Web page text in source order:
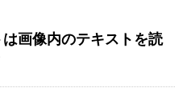
画像内のテキストを読